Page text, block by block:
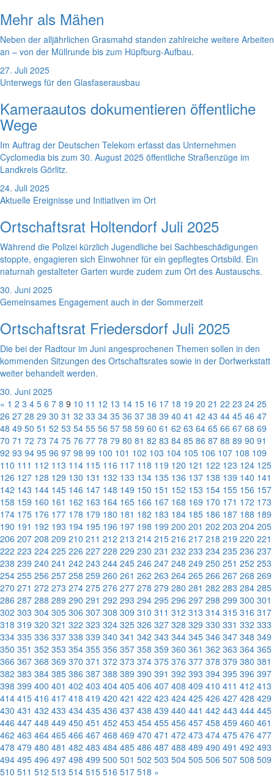
Mehr als Mähen
Neben der alljährlichen Grasmahd standen zahlreiche weitere Arbeiten
an – von der Müllrunde bis zum Hüpfburg-Aufbau.
27. Juli 2025
Unterwegs für den Glasfaserausbau
Kameraautos dokumentieren öffentliche
Wege
Im Auftrag der Deutschen Telekom erfasst das Unternehmen
Cyclomedia bis zum 30. August 2025 öffentliche Straßenzüge im
Landkreis Görlitz.
24. Juli 2025
Aktuelle Ereignisse und Initiativen im Ort
Ortschaftsrat Holtendorf Juli 2025
Während die Polizei kürzlich Jugendliche bei Sachbeschädigungen
stoppte, engagieren sich Einwohner für ein gepflegtes Ortsbild. Ein
naturnah gestalteter Garten wurde zudem zum Ort des Austauschs.
30. Juni 2025
Gemeinsames Engagement auch in der Sommerzeit
Ortschaftsrat Friedersdorf Juli 2025
Die bei der Radtour im Juni angesprochenen Themen sollen in den
kommenden Sitzungen des Ortschaftsrates sowie in der Dorfwerkstatt
weiter behandelt werden.
30. Juni 2025
« 1 2 3 4 5 6 7 8 9 10 11 12 13 14 15 16 17 18 19 20 21 22 23 24 25
26 27 28 29 30 31 32 33 34 35 36 37 38 39 40 41 42 43 44 45 46 47
48 49 50 51 52 53 54 55 56 57 58 59 60 61 62 63 64 65 66 67 68 69
70 71 72 73 74 75 76 77 78 79 80 81 82 83 84 85 86 87 88 89 90 91
92 93 94 95 96 97 98 99 100 101 102 103 104 105 106 107 108 109
110 111 112 113 114 115 116 117 118 119 120 121 122 123 124 125
126 127 128 129 130 131 132 133 134 135 136 137 138 139 140 141
142 143 144 145 146 147 148 149 150 151 152 153 154 155 156 157
158 159 160 161 162 163 164 165 166 167 168 169 170 171 172 173
174 175 176 177 178 179 180 181 182 183 184 185 186 187 188 189
190 191 192 193 194 195 196 197 198 199 200 201 202 203 204 205
206 207 208 209 210 211 212 213 214 215 216 217 218 219 220 221
222 223 224 225 226 227 228 229 230 231 232 233 234 235 236 237
238 239 240 241 242 243 244 245 246 247 248 249 250 251 252 253
254 255 256 257 258 259 260 261 262 263 264 265 266 267 268 269
270 271 272 273 274 275 276 277 278 279 280 281 282 283 284 285
286 287 288 289 290 291 292 293 294 295 296 297 298 299 300 301
302 303 304 305 306 307 308 309 310 311 312 313 314 315 316 317
318 319 320 321 322 323 324 325 326 327 328 329 330 331 332 333
334 335 336 337 338 339 340 341 342 343 344 345 346 347 348 349
350 351 352 353 354 355 356 357 358 359 360 361 362 363 364 365
366 367 368 369 370 371 372 373 374 375 376 377 378 379 380 381
382 383 384 385 386 387 388 389 390 391 392 393 394 395 396 397
398 399 400 401 402 403 404 405 406 407 408 409 410 411 412 413
414 415 416 417 418 419 420 421 422 423 424 425 426 427 428 429
430 431 432 433 434 435 436 437 438 439 440 441 442 443 444 445
446 447 448 449 450 451 452 453 454 455 456 457 458 459 460 461
462 463 464 465 466 467 468 469 470 471 472 473 474 475 476 477
478 479 480 481 482 483 484 485 486 487 488 489 490 491 492 493
494 495 496 497 498 499 500 501 502 503 504 505 506 507 508 509
510 511 512 513 514 515 516 517 518 »